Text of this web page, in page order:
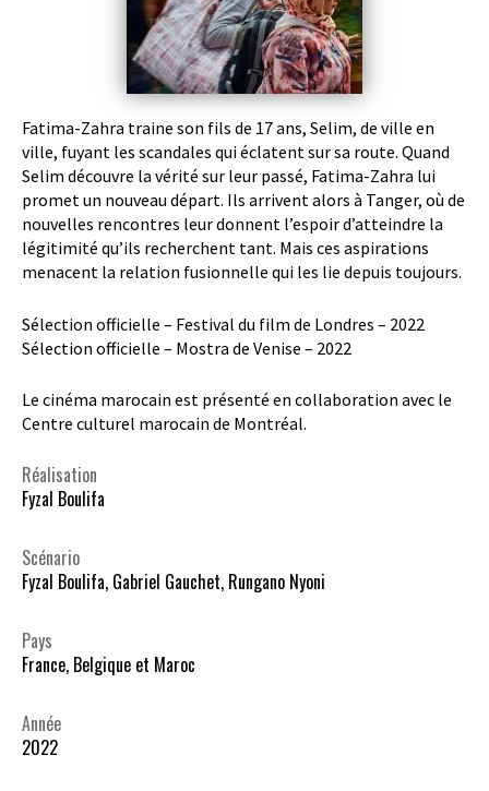
Fatima-Zahra traine son fils de 17 ans, Selim, de ville en
ville, fuyant les scandales qui éclatent sur sa route. Quand
Selim découvre la vérité sur leur passé, Fatima-Zahra lui
promet un nouveau départ. Ils arrivent alors à Tanger, où de
nouvelles rencontres leur donnent l’espoir d’atteindre la
légitimité qu’ils recherchent tant. Mais ces aspirations
menacent la relation fusionnelle qui les lie depuis toujours.
Sélection officielle – Festival du film de Londres – 2022
Sélection officielle – Mostra de Venise – 2022
Le cinéma marocain est présenté en collaboration avec le
Centre culturel marocain de Montréal.
Réalisation
Fyzal Boulifa
Scénario
Fyzal Boulifa, Gabriel Gauchet, Rungano Nyoni
Pays
France, Belgique et Maroc
Année
2022